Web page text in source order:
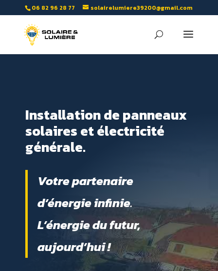
06 82 96 28 77 solairelumiere39200@gmail.com
Installation de panneaux
solaires et électricité
générale.
Votre partenaire
d’énergie infinie.
L’énergie du futur,
aujourd’hui !